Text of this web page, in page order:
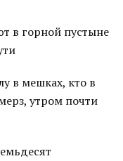
в горной пустыне
в мешках, кто в
утром почти